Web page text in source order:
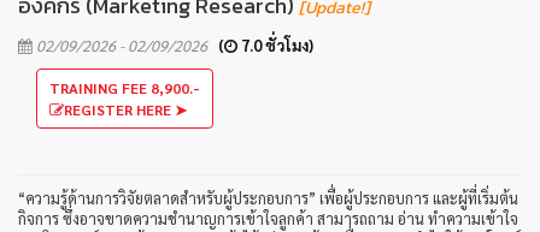
[Update!]
02/09/2026 - 02/09/2026 ( 7.0 ชั่วโมง)
TRAINING FEE 8,900.-
REGISTER HERE ➤
“ความรู้ด้านการวิจัยตลาดสำหรับผู้ประกอบการ” เพื่อผู้ประกอบการ และผู้ที่เริ่มต้น
กิจการ ซึ่งอาจขาดความชำนาญการเข้าใจลูกค้า สามารถถาม อ่าน ทำความเข้าใจ